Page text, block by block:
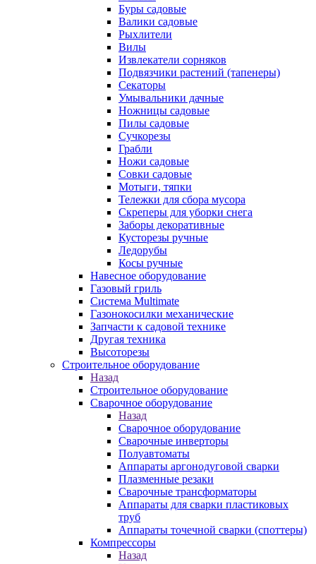
Буры садовые
Валики садовые
Рыхлители
Вилы
Извлекатели сорняков
Подвязчики растений (тапенеры)
Секаторы
Умывальники дачные
Ножницы садовые
Пилы садовые
Сучкорезы
Грабли
Ножи садовые
Совки садовые
Мотыги, тяпки
Тележки для сбора мусора
Скреперы для уборки снега
Заборы декоративные
Кусторезы ручные
Ледорубы
Косы ручные
Навесное оборудование
Газовый гриль
Система Multimate
Газонокосилки механические
Запчасти к садовой технике
Другая техника
Высоторезы
Строительное оборудование
Назад
Строительное оборудование
Сварочное оборудование
Назад
Сварочное оборудование
Сварочные инверторы
Полуавтоматы
Аппараты аргонодуговой сварки
Плазменные резаки
Сварочные трансформаторы
Аппараты для сварки пластиковых
труб
Аппараты точечной сварки (споттеры)
Компрессоры
Назад